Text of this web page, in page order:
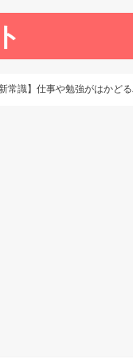
常識】仕事や勉強がはかど